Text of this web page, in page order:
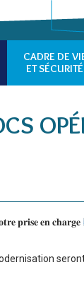
CADRE DE
ET SÉCURITÉ
𝐩𝐫𝐢𝐬𝐞 𝐞𝐧 𝐜𝐡𝐚𝐫𝐠𝐞